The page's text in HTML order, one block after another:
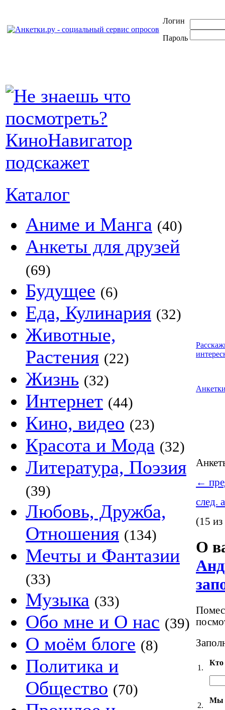
Логин
Пароль
Каталог
Аниме и Манга (40)
Анкеты для друзей
(69)
Будущее (6)
Еда, Кулинария (32)
Животные,
Растения (22)
Жизнь (32)
Интернет (44)
Кино, видео (23)
Красота и Мода (32)
Литература, Поэзия
(39)
Любовь, Дружба,
Отношения (134)
Мечты и Фантазии
(33)
Музыка (33)
Обо мне и О нас (39)
О моём блоге (8)
Политика и
Общество (70)
←
след.
(15
О
1.
2.
Мы